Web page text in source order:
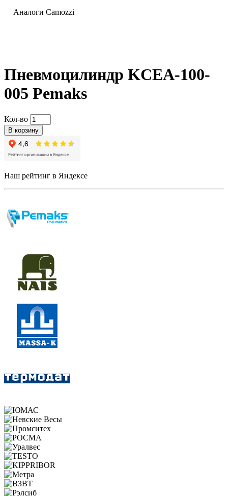
Аналоги Camozzi
Пневмоцилиндр KCEA-100-
005 Pemaks
Кол-во
В корзину
Наш рейтинг в Яндексе